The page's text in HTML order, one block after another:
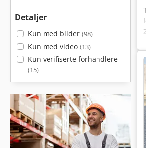
Detaljer
Kun med bilder (98)
Kun med video (13)
Kun verifiserte forhandlere
(15)